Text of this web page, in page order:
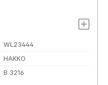
WL23444
HAKKO
B 3216